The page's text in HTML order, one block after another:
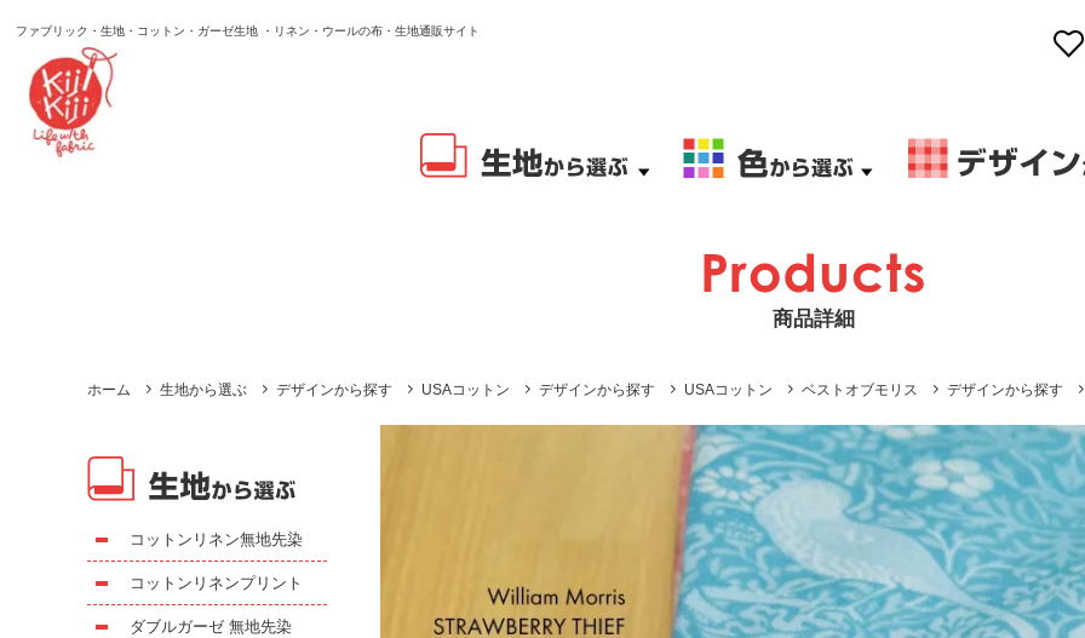
ファブリック・生地・コットン・ガーゼ生地 ・リネン・ウールの布・生地通販サイト
商品詳細
ホーム 生地から選ぶ デザインから探す USAコットン デザインから探す USAコットン ベストオブモリス デザインから探す
コットンリネン無地先染
コットンリネンプリント
ダブルガーゼ 無地先染